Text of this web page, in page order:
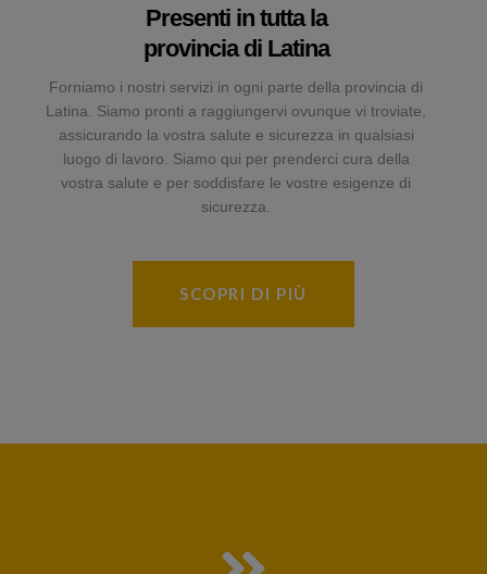
Presenti in tutta la
provincia di Latina
Forniamo i nostri servizi in ogni parte della provincia di
Latina. Siamo pronti a raggiungervi ovunque vi troviate,
assicurando la vostra salute e sicurezza in qualsiasi
luogo di lavoro. Siamo qui per prenderci cura della
vostra salute e per soddisfare le vostre esigenze di
sicurezza.
SCOPRI DI PIÙ